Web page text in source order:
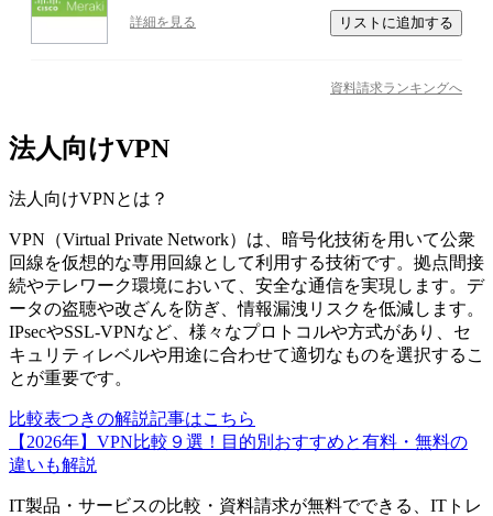
詳細を見る リストに追加する
資料請求ランキングへ
法人向けVPN
法人向けVPNとは？
VPN（Virtual Private Network）は、暗号化技術を用いて公衆
回線を仮想的な専用回線として利用する技術です。拠点間接
続やテレワーク環境において、安全な通信を実現します。デ
ータの盗聴や改ざんを防ぎ、情報漏洩リスクを低減します。
IPsecやSSL-VPNなど、様々なプロトコルや方式があり、セ
キュリティレベルや用途に合わせて適切なものを選択するこ
とが重要です。
比較表つきの解説記事はこちら
【2026年】VPN比較９選！目的別おすすめと有料・無料の
違いも解説
IT製品・サービスの比較・資料請求が無料でできる、ITトレ